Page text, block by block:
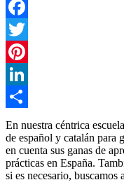
Email
Facebook
Twitter
Pinterest
LinkedIn
Share
En nuestra céntrica
de español y catalán para
en cuenta sus ganas de
prácticas en España.
si es necesario, buscamos